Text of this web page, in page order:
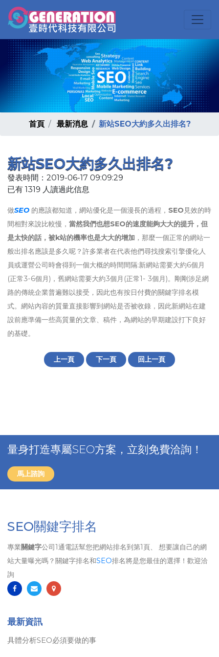
首頁 最新消息 新站SEO大約多久出排名?
新站SEO大約多久出排名?
發表時間：2019-06-17 09:09:29
已有 1319 人讀過此信息
做SEO 的應該都知道，網站優化是一個漫長的過程， SEO 見效的時
間相對來說比較慢， 當然我們也想SEO的速度能夠大大的提升，但
是太快的話，被k站的機率也是大大的增加 ，那麼一個正常的網站一
般出排名應該是多久呢？許多業者在代表他們尋找搜索引擎優化人
員或運營公司時會得到一個大概的時間間隔:新網站需要大約6個月
(正常3-6個月)，舊網站需要大約3個月(正常1- 3個月)。剛剛涉足網
路的傳統企業普遍難以接受，因此也有按日付費的關鍵字排名模
式。網站內容的質量直接影響到網站是否被收錄，因此新網站在建
設前應準備一些高質量的文章、稿件，為網站的早期建設打下良好
的基礎。
上一頁 下一頁 回上一頁
量身打造專屬SEO方案，立刻免費洽詢！
馬上諮詢
SEO關鍵字排名
專業關鍵字公司1通電話幫您把網站排名到第1頁、 想要讓自己的網
站大量曝光嗎？關鍵字排名和SEO排名將是您最佳的選擇！歡迎洽
詢
最新資訊
具體分析SEO必須要做的事